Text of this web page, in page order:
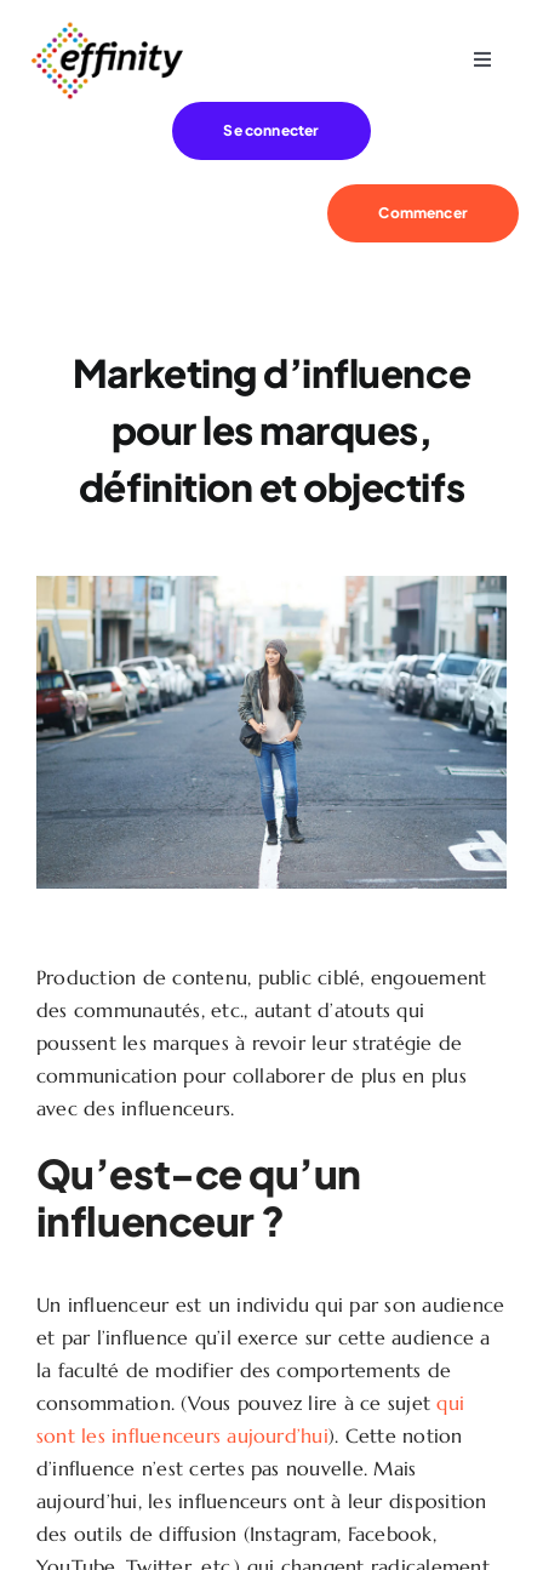
contenu
Toggle
Effinity
Se connecter
Commencer
Marketing d’influence
pour les marques,
définition et objectifs
Production de contenu, public ciblé, engouement
des communautés, etc., autant d’atouts qui
poussent les marques à revoir leur stratégie de
communication pour collaborer de plus en plus
avec des influenceurs.
Qu’est-ce qu’un
influenceur ?
Un influenceur est un individu qui par son audience
et par l’influence qu’il exerce sur cette audience a
la faculté de modifier des comportements de
consommation. (Vous pouvez lire à ce sujetqui
sont les influenceurs aujourd’hui). Cette notion
d’influence n’est certes pas nouvelle. Mais
aujourd’hui, les influenceurs ont à leur disposition
des outils de diffusion (Instagram, Facebook,